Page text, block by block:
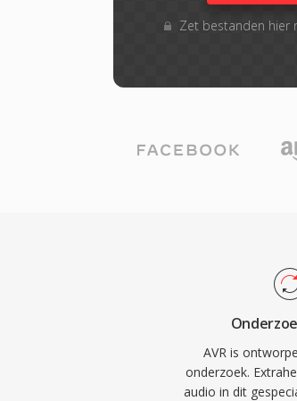
Zet bestanden hier
AVR is
onderzoek.
audio in dit